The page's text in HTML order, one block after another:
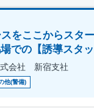
スをここからスタ
での【誘導スタッ
式会社 新宿支社
他(警備)